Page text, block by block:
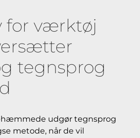
for værktøj
tegnsprog
udgør tegnsprog
metode, når de vil